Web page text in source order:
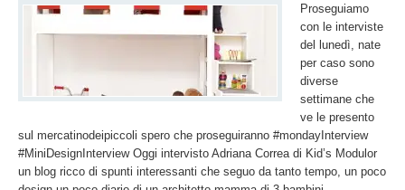
Proseguiamo
con le interviste
del lunedì, nate
per caso sono
diverse
settimane che
ve le presento
sul mercatinodeipiccoli spero che proseguiranno #mondayInterview
#MiniDesignInterview Oggi intervisto Adriana Correa di Kid’s Modulor
un blog ricco di spunti interessanti che seguo da tanto tempo, un poco